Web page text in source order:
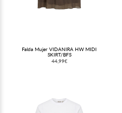
Falda Mujer VIDANIRA HW MIDI
SKIRT/BFS
44,99€